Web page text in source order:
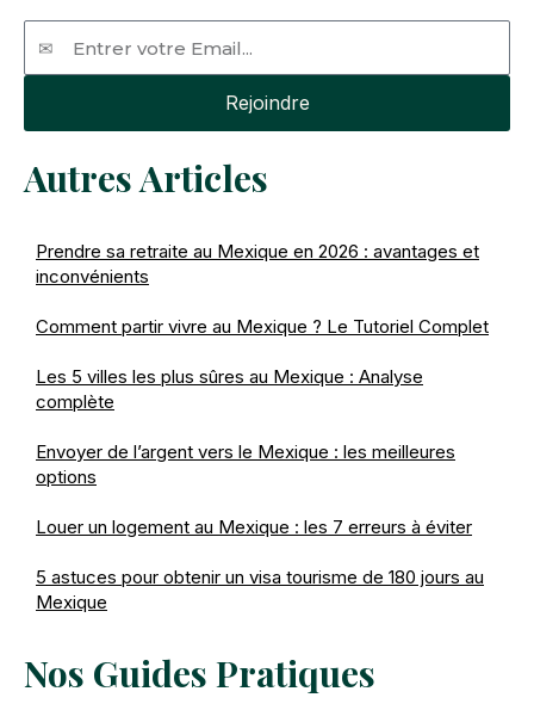
Rejoindre
Autres Articles
Prendre sa retraite au Mexique en 2026 : avantages et
inconvénients
Comment partir vivre au Mexique ? Le Tutoriel Complet
Les 5 villes les plus sûres au Mexique : Analyse
complète
Envoyer de l’argent vers le Mexique : les meilleures
options
Louer un logement au Mexique : les 7 erreurs à éviter
5 astuces pour obtenir un visa tourisme de 180 jours au
Mexique
Nos Guides Pratiques